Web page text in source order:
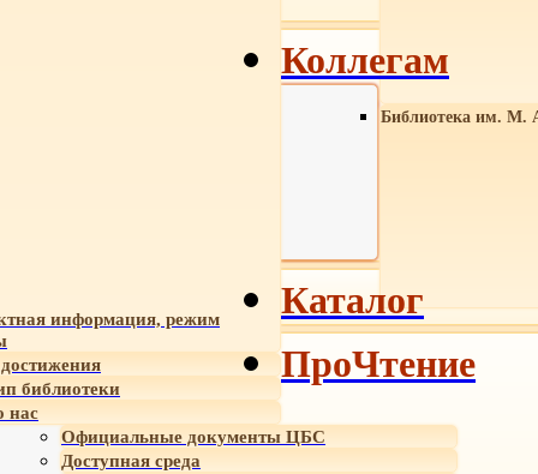
Библиотека им. М.
информация, режим
библиотеки
нас
Официальные документы ЦБС
Доступная среда
Коллегам
Каталог
ПроЧтение